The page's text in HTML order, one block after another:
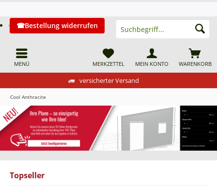
versicherter Versand
MENÜ
Bestellung widerrufen
WARENKORB
MERKZETTEL MEIN KONTO
Cool Anthracite
Topseller